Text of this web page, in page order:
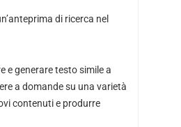
di ricerca nel
e generare testo simile a
a domande su una varietà
contenuti e produrre